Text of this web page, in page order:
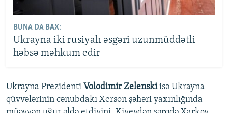
BUNA DA BAX:
Ukrayna iki rusiyalı əsgəri uzunmüddətli
həbsə məhkum edir
Ukrayna Prezidenti Volodimir Zelenskiisə Ukrayna
qüvvələrinin cənubdakı Xerson şəhəri yaxınlığında